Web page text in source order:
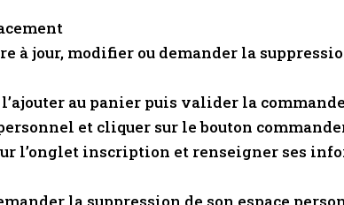
à jour, modifier ou demander la
au panier puis valider la
et cliquer sur le bouton
l’onglet inscription et renseigner ses